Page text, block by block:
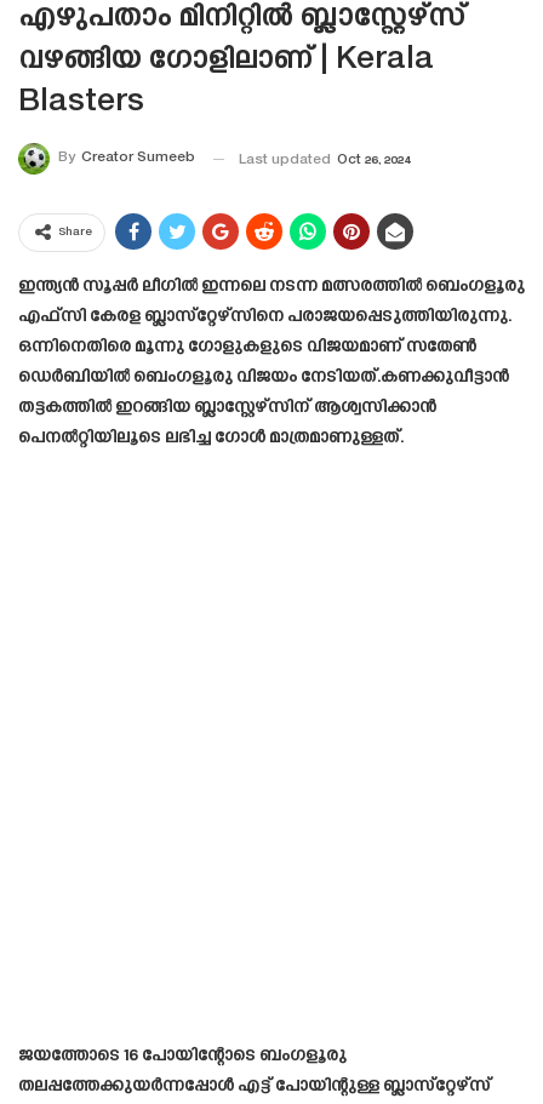
എഴുപതാം മിനിറ്റിൽ ബ്ലാസ്റ്റേഴ്‌സ്
വഴങ്ങിയ ഗോളിലാണ് | Kerala
Blasters
By Creator Sumeeb Last updated Oct 26, 2024
Share
ഇന്ത്യൻ സൂപ്പർ ലീഗിൽ ഇന്നലെ നടന്ന മത്സരത്തിൽ ബെംഗളൂരു
എഫ്സി കേരള ബ്ലാസ്‌റ്റേഴ്‌സിനെ പരാജയപ്പെടുത്തിയിരുന്നു.
ഒന്നിനെതിരെ മൂന്നു ഗോളുകളുടെ വിജയമാണ് സതേൺ
ഡെർബിയിൽ ബെംഗളൂരു വിജയം നേടിയത്.കണക്കുവീട്ടാന്‍
തട്ടകത്തില്‍ ഇറങ്ങിയ ബ്ലാസ്റ്റേഴ്‌സിന് ആശ്വസിക്കാന്‍
പെനല്‍റ്റിയിലൂടെ ലഭിച്ച ഗോള്‍ മാത്രമാണുള്ളത്.
ജയത്തോടെ 16 പോയിന്റോടെ ബംഗളൂരു
തലപ്പത്തേക്കുയര്‍ന്നപ്പോള്‍ എട്ട് പോയിന്റുള്ള ബ്ലാസ്‌റ്റേഴ്‌സ്